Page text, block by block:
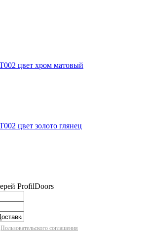
Пользовательского соглашения